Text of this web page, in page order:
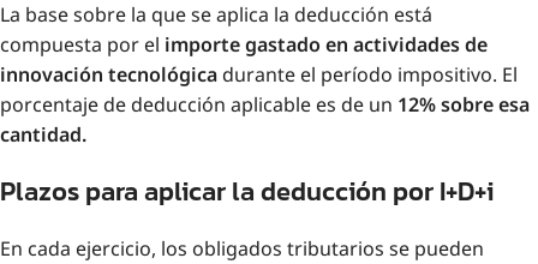
La base sobre la que se aplica la deducción está
compuesta por el importe gastado en actividades de
innovación tecnológicadurante el período impositivo. El
porcentaje de deducción aplicable es de un 12% sobre esa
cantidad.
Plazos para aplicar la deducción por I+D+i
En cada ejercicio, los obligados tributarios se pueden